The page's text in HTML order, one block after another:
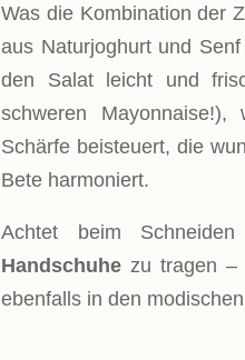
Was die Kombination der
aus Naturjoghurt und
den Salat leicht und
schweren
Schärfe beisteuert, die
Bete harmoniert.
Achtet beim
Handschuhe zu tragen –
ebenfalls in den